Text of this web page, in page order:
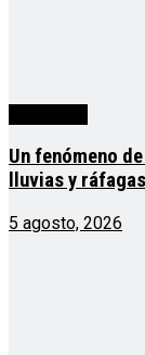
Un fenómeno
lluvias y
5 agosto, 2026